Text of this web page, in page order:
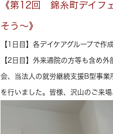
《第12回 錦糸町デイフ
そう～》
【1日目】各デイケアグループで作
【2日目】外来通院の方等も含め
会、当法人の就労継続支援B型事業
を行いました。皆様、沢山のご来